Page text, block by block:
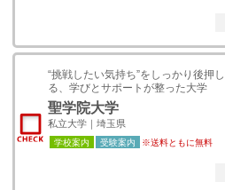
“挑戦したい気持ち”をしっかり後押
る、学びとサポートが整った大学
聖学院大学
私立大学｜埼玉県
学校案内 受験案内 ※送料ともに無料